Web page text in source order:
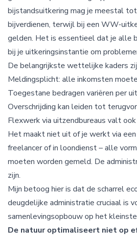
bijstandsuitkering mag je meestal
bijverdienen, terwijl bij een WW-
gelden. Het is essentieel dat je alle
bij je uitkeringsinstantie om
De belangrijkste wettelijke kaders
Meldingsplicht: alle inkomsten
Toegestane bedragen variëren per
Overschrijding kan leiden tot
Flexwerk via uitzendbureaus valt
Het maakt niet uit of je werkt via
freelancer of in loondienst – alle
moeten worden gemeld. De
zijn.
Mijn betoog hier is dat de scharrel
deugdelijke administratie cruciaal is
samenlevingsopbouw op het kleinste
De natuur optimaliseert niet op